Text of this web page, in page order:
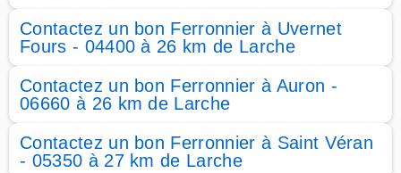
Contactez un bon Ferronnier à Uvernet
Fours - 04400 à 26 km de Larche
Contactez un bon Ferronnier à Auron -
06660 à 26 km de Larche
Contactez un bon Ferronnier à Saint Véran
- 05350 à 27 km de Larche